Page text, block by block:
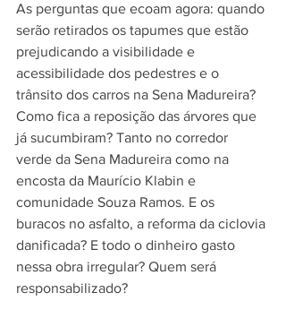
As perguntas que ecoam agora: quando
serão retirados os tapumes que estão
prejudicando a visibilidade e
acessibilidade dos pedestres e o
trânsito dos carros na Sena Madureira?
Como fica a reposição das árvores que
já sucumbiram? Tanto no corredor
verde da Sena Madureira como na
encosta da Maurício Klabin e
comunidade Souza Ramos. E os
buracos no asfalto, a reforma da ciclovia
danificada? E todo o dinheiro gasto
nessa obra irregular? Quem será
responsabilizado?